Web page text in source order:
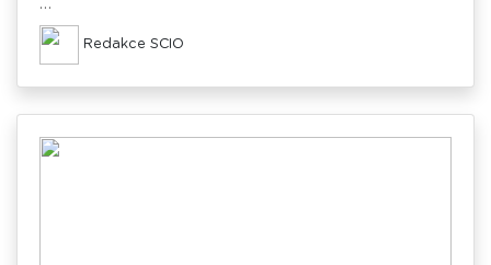
Takzvaný e-learning již dávno není ve svých počátcích
a k dispozici máme velké množství cest, jak
Redakce SCIO